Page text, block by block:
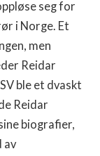
seg for
i Norge. Et
men
Reidar
ble et dvaskt
Reidar
biografier,
av